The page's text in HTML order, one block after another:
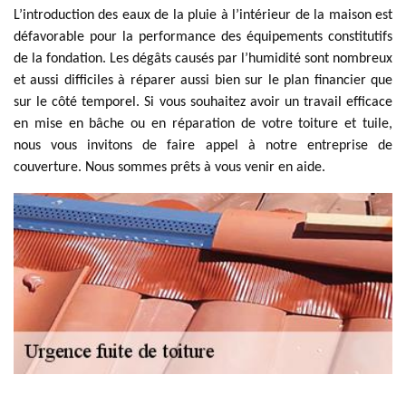
L’introduction des eaux de la pluie à l’intérieur de la maison est
défavorable pour la performance des équipements constitutifs
de la fondation. Les dégâts causés par l’humidité sont nombreux
et aussi difficiles à réparer aussi bien sur le plan financier que
sur le côté temporel. Si vous souhaitez avoir un travail efficace
en mise en bâche ou en réparation de votre toiture et tuile,
nous vous invitons de faire appel à notre entreprise de
couverture. Nous sommes prêts à vous venir en aide.